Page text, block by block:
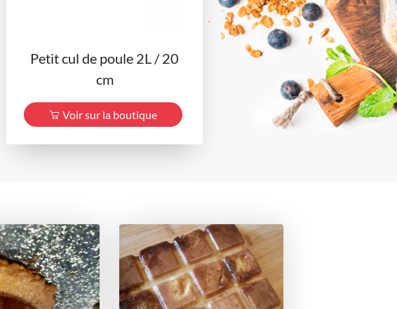
Petit cul de poule 2L / 20
cm
Voir sur la boutique